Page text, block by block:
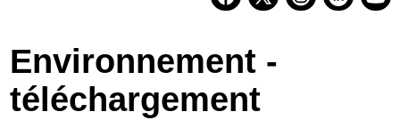
Economie
Services
Environnement -
téléchargement